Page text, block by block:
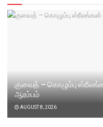
குவைத் – கொழும்பு
ஆரம்பம்
AUGUST 8, 2026